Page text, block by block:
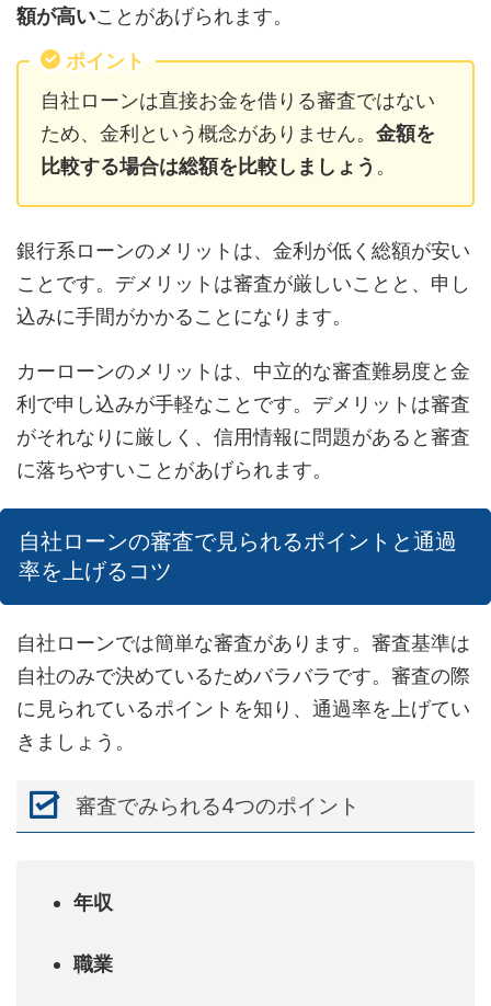
額が高いことがあげられます。
ポイント
自社ローンは直接お金を借りる審査ではない
ため、金利という概念がありません。 金額を
比較する場合は総額を比較しましょう 。
銀行系ローンのメリットは、金利が低く総額が安い
ことです。デメリットは審査が厳しいことと、申し
込みに手間がかかることになります。
カーローンのメリットは、中立的な審査難易度と金
利で申し込みが手軽なことです。デメリットは審査
がそれなりに厳しく、信用情報に問題があると審査
に落ちやすいことがあげられます。
自社ローンの審査で見られるポイントと通過
率を上げるコツ
自社ローンでは簡単な審査があります。審査基準は
自社のみで決めているためバラバラです。審査の際
に見られているポイントを知り、通過率を上げてい
きましょう。
審査でみられる4つのポイント
年収
職業